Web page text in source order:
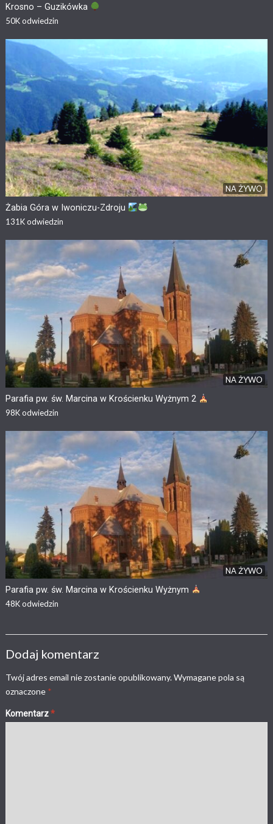
Krosno – Guzikówka
50Kodwiedzin
NA ŻYWO
Żabia Góra w Iwoniczu-Zdroju
131Kodwiedzin
NA ŻYWO
Parafia pw. św. Marcina w Krościenku Wyżnym 2
98Kodwiedzin
NA ŻYWO
Parafia pw. św. Marcina w Krościenku Wyżnym
48Kodwiedzin
Dodaj komentarz
Twój adres email nie zostanie opublikowany.Wymagane pola są
oznaczone *
Komentarz*